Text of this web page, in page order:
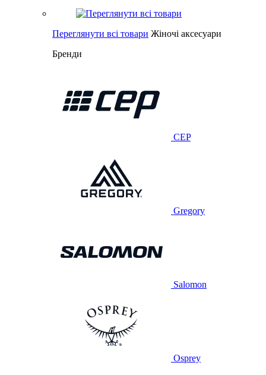
Переглянути всі товари Жіночі аксесуари
Бренди
CEP
Gregory
Salomon
Osprey